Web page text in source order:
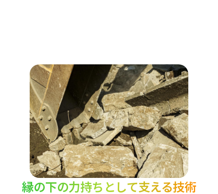
縁の下の力持ちとして支える技術